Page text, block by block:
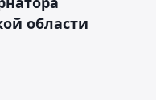
области